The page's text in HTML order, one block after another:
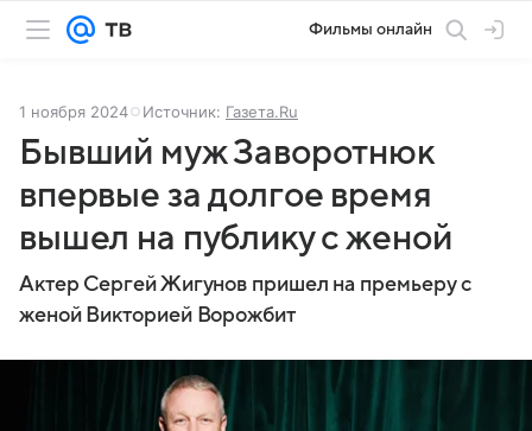
Фильмы онлайн
1 ноября 2024 Источник: Газета.Ru
Бывший муж Заворотнюк
впервые за долгое время
вышел на публику с женой
Актер Сергей Жигунов пришел на премьеру с
женой Викторией Ворожбит